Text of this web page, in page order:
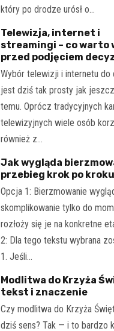
który po drodze urósł o…
Telewizja, internet i
streamingi – co warto
przed podjęciem
Wybór telewizji i internetu do
jest dziś tak prosty jak
temu. Oprócz tradycyjnych
telewizyjnych wiele osób
również z…
Jak wygląda
przebieg krok po kroku
Opcja 1: Bierzmowanie
skomplikowanie tylko do
rozłoży się je na konkretne
2: Dla tego tekstu wybrana
1. Jeśli…
Modlitwa do Krzyża
tekst i znaczenie
Czy modlitwa do Krzyża
dziś sens? Tak — i to bardzo